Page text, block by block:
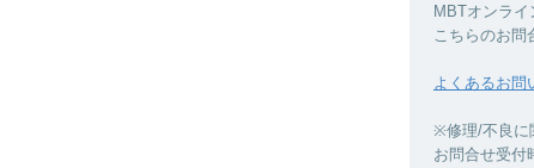
MBTオンラ
こちらのお問
よくあるお問
※修理/不良に
お問合せ受付